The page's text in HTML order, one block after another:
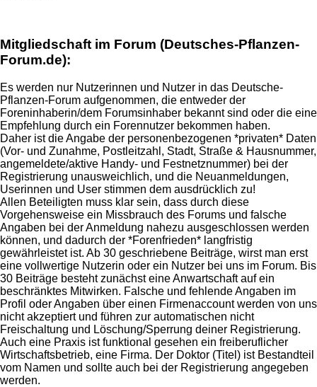
Mitgliedschaft im Forum (Deutsches-Pflanzen-
Forum.de):
Es werden nur Nutzerinnen und Nutzer in das Deutsche-
Pflanzen-Forum aufgenommen, die entweder der
Foreninhaberin/dem Forumsinhaber bekannt sind oder die eine
Empfehlung durch ein Forennutzer bekommen haben.
Daher ist die Angabe der personenbezogenen *privaten* Daten
(Vor- und Zunahme, Postleitzahl, Stadt, Straße & Hausnummer,
angemeldete/aktive Handy- und Festnetznummer) bei der
Registrierung unausweichlich, und die Neuanmeldungen,
Userinnen und User stimmen dem ausdrücklich zu!
Allen Beteiligten muss klar sein, dass durch diese
Vorgehensweise ein Missbrauch des Forums und falsche
Angaben bei der Anmeldung nahezu ausgeschlossen werden
können, und dadurch der *Forenfrieden* langfristig
gewährleistet ist. Ab 30 geschriebene Beiträge, wirst man erst
eine vollwertige Nutzerin oder ein Nutzer bei uns im Forum. Bis
30 Beiträge besteht zunächst eine Anwartschaft auf ein
beschränktes Mitwirken. Falsche und fehlende Angaben im
Profil oder Angaben über einen Firmenaccount werden von uns
nicht akzeptiert und führen zur automatischen nicht
Freischaltung und Löschung/Sperrung deiner Registrierung.
Auch eine Praxis ist funktional gesehen ein freiberuflicher
Wirtschaftsbetrieb, eine Firma. Der Doktor (Titel) ist Bestandteil
vom Namen und sollte auch bei der Registrierung angegeben
werden.